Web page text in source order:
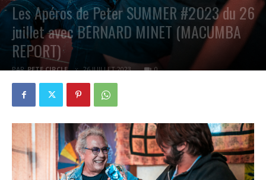
Les Apéros de Peter SUMMER #2023 du 26
juillet avec BERNARD MINET (MACUMBA
REPORT)
PAR PETE CIRCLE 26 JUILLET 2023 0